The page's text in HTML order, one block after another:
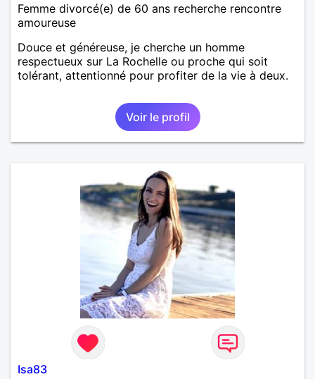
Femme divorcé(e) de 60 ans recherche rencontre
amoureuse
Douce et généreuse, je cherche un homme
respectueux sur La Rochelle ou proche qui soit
tolérant, attentionné pour profiter de la vie à deux.
Voir le profil
Isa83